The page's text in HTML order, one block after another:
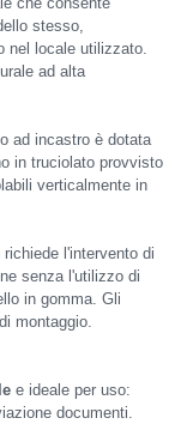
stesso,
nel locale utilizzato.
ad alta
ad incastro è dotata
in truciolato provvisto
verticalmente in
richiede l'intervento di
senza l'utilizzo di
in gomma. Gli
montaggio.
e ideale per uso:
documenti.